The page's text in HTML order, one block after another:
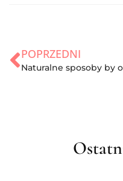
POPRZEDNI